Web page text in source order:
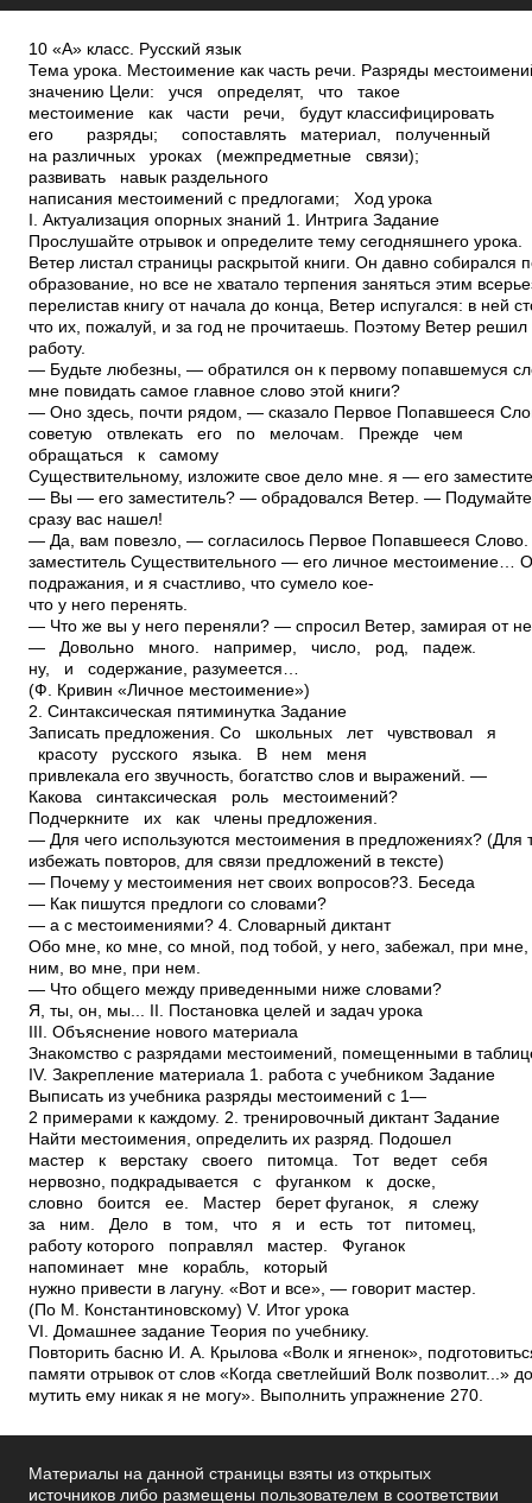
10 «А» класс. Русский язык
Тема урока. Местоимение как часть речи. Разряды
значению Цели: уч­ся определят, что такое
местоимение как части речи, будут классифицировать
его разряды; сопоставлять материал, полученный
на различных уроках (межпредметные связи);
развивать навык раздельного
написания местоимений с предлогами; Ход урока
I. Актуализация опорных знаний 1. Интрига Задание
Прослушайте отрывок и определите тему сегодняшнего урока.
Ветер листал страницы раскрытой книги. Он давно собирался
образование, но все не хватало терпения заняться этим
перелистав книгу от начала до конца, Ветер испугался: в ней
что их, пожалуй, и за год не прочитаешь. Поэтому Ветер решил
работу.
— Будьте любезны, — обратился он к первому попавшемуся
мне повидать самое главное слово этой книги?
— Оно здесь, почти рядом, — сказало Первое Попавшееся
советую отвлекать его по мелочам. Прежде чем
обращаться к самому
Существительному, изложите свое дело мне. я — его
— Вы — его заместитель? — обрадовался Ветер. — Подумайте,
сразу вас нашел!
— Да, вам повезло, — согласилось Первое Попавшееся
заместитель Существительного — его личное местоимение…
подражания, и я счастливо, что сумело кое­
что у него перенять.
— Что же вы у него переняли? — спросил Ветер, замирая от
— Довольно много. например, число, род, падеж.
ну, и содержание, разумеется…
(Ф. Кривин «Личное местоимение»)
2. Синтаксическая пятиминутка Задание
Записать предложения. Со школьных лет чувствовал я
красоту русского языка. В нем меня
привлекала его звучность, богатство слов и выражений. —
Какова синтаксическая роль местоимений?
Подчеркните их как члены предложения.
— Для чего используются местоимения в предложениях? (Для
избежать повторов, для связи предложений в тексте)
— Почему у местоимения нет своих вопросов?3. Беседа
— Как пишутся предлоги со словами?
— а с местоимениями? 4. Словарный диктант
Обо мне, ко мне, со мной, под тобой, у него, забежал, при
ним, во мне, при нем.
— Что общего между приведенными ниже словами?
Я, ты, он, мы... II. Постановка целей и задач урока
III. Объяснение нового материала
Знакомство с разрядами местоимений, помещенными в
IV. Закрепление материала 1. работа с учебником Задание
Выписать из учебника разряды местоимений с 1—
2 примерами к каждому. 2. тренировочный диктант Задание
Найти местоимения, определить их разряд. Подошел
мастер к верстаку своего питомца. Тот ведет себя
нервозно, подкрадывается с фуганком к доске,
словно боится ее. Мастер берет фуганок, я слежу
за ним. Дело в том, что я и есть тот питомец,
работу которого поправлял мастер. Фуганок
напоминает мне корабль, который
нужно привести в лагуну. «Вот и все», — говорит мастер.
(По М. Константиновскому) V. Итог урока
VI. Домашнее задание Теория по учебнику.
Повторить басню И. А. Крылова «Волк и ягненок»,
памяти отрывок от слов «Когда светлейший Волк позволит...»
мутить ему никак я не могу». Выполнить упражнение 270.
Материалы на данной страницы взяты из открытых
источников либо размещены пользователем в соответствии